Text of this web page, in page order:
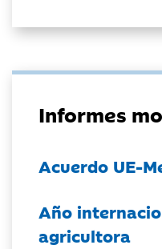
Informes
Acuerdo UE-
Año
agricultora